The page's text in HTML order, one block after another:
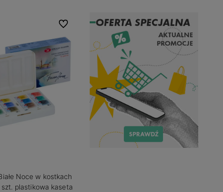
Noce w kostkach
plastikowa kaseta
Do ulubionych